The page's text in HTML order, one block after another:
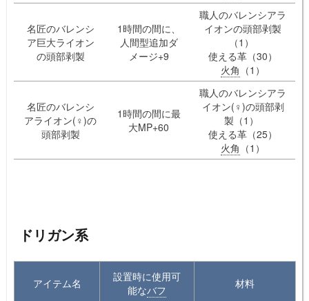
名匠のバレンシ
ア巨大ライオン
の頭部剥製
1時間の間に、
人間型追加ダ
メージ+9
職人のバレンシアラ
イオンの頭部剥製
（1）
使える革（30）
火角 （1）
名匠のバレンシ
アライオン(♀)の
頭部剥製
1時間の間に最
大MP+60
職人のバレンシアラ
イオン(♀)の頭部剥
製（1）
使える革（25）
火角 （1）
ドリガン系
アイテム名
設置時に使用可
能なバフ 材料